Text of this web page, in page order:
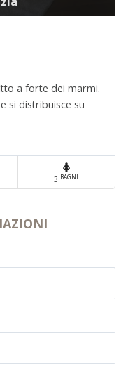
a forte dei marmi.
si distribuisce su
3 BAGNI